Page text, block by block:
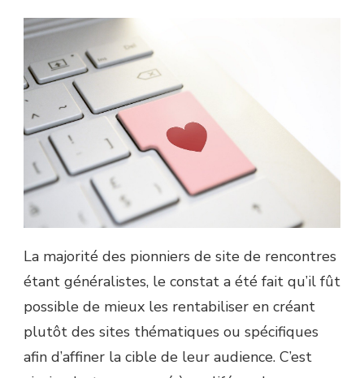
La majorité des pionniers de site de rencontres
étant généralistes, le constat a été fait qu’il fût
possible de mieux les rentabiliser en créant
plutôt des sites thématiques ou spécifiques
afin d’affiner la cible de leur audience. C’est